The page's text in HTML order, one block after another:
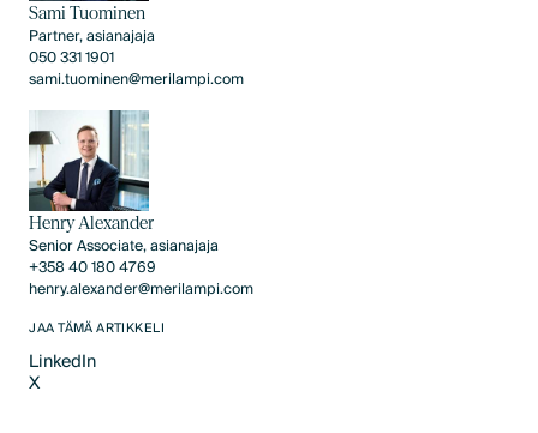
Sami Tuominen
Partner, asianajaja
050 331 1901
sami.tuominen@merilampi.com
Henry Alexander
Senior Associate, asianajaja
+358 40 180 4769
henry.alexander@merilampi.com
JAA TÄMÄ ARTIKKELI
LinkedIn
LinkedIn
X